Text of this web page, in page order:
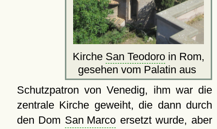
Kirche San Teodoro in Rom,
gesehen vom Palatin aus
Schutzpatron von Venedig, ihm war die
zentrale Kirche geweiht, die dann durch
den Dom San Marco ersetzt wurde, aber